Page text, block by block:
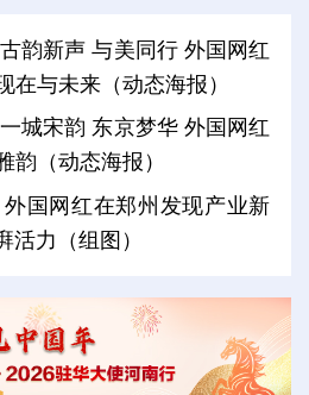
韵新声 与美同行 外国网红
在与未来（动态海报）
城宋韵 东京梦华 外国网红
韵（动态海报）
外国网红在郑州发现产业新
活力（组图）